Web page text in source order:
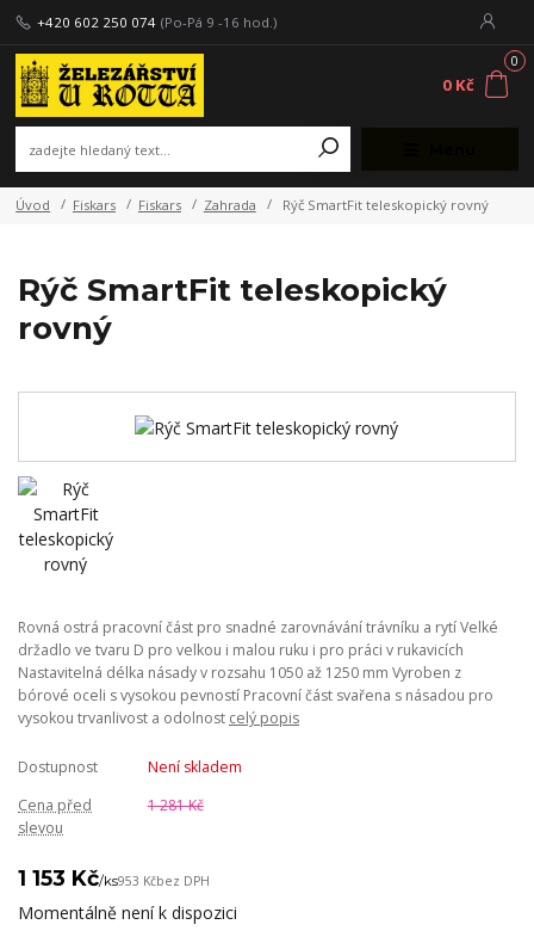
+420 602 250 074 (Po-Pá 9 -16 hod.)
0
0 Kč
Úvod Fiskars Fiskars Zahrada Rýč SmartFit teleskopický rovný
Rýč SmartFit teleskopický
rovný
Rovná ostrá pracovní část pro snadné zarovnávání trávníku a rytí Velké
držadlo ve tvaru D pro velkou i malou ruku i pro práci v rukavicích
Nastavitelná délka násady v rozsahu 1050 až 1250 mm Vyroben z
bórové oceli s vysokou pevností Pracovní část svařena s násadou pro
vysokou trvanlivost a odolnost celý popis
Dostupnost
Není skladem
Cena před
slevou
1 281 Kč
1 153 Kč/ks953 Kčbez DPH
Momentálně není k dispozici